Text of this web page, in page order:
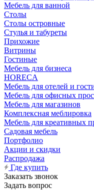
Мебель для ванной
Столы
Столы островные
Стулья и табуреты
Прихожие
Витрины
Гостиные
Мебель для бизнеса
HORECA
Мебель для отелей и
Мебель для офисных
Мебель для магазинов
Комплексная меблировка
Мебель для креативных
Садовая мебель
Портфолио
Акции и скидки
Распродажа
Где купить
Заказать звонок
Задать вопрос